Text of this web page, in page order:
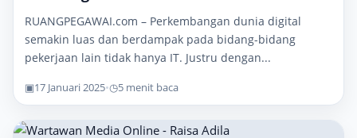
RUANGPEGAWAI.com – Perkembangan dunia digital
semakin luas dan berdampak pada bidang-bidang
pekerjaan lain tidak hanya IT. Justru dengan...
▣17 Januari 2025•◷5 menit baca